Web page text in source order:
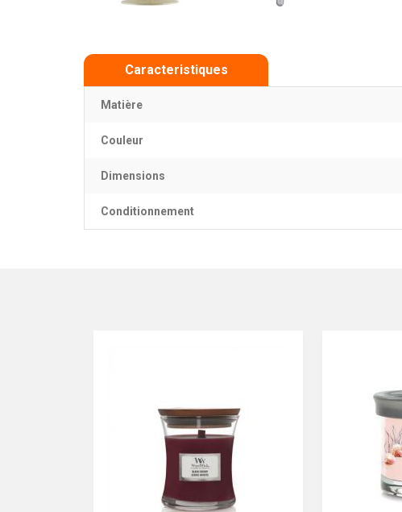
Caracteristiques
Matière
Couleur
Dimensions
Conditionnement